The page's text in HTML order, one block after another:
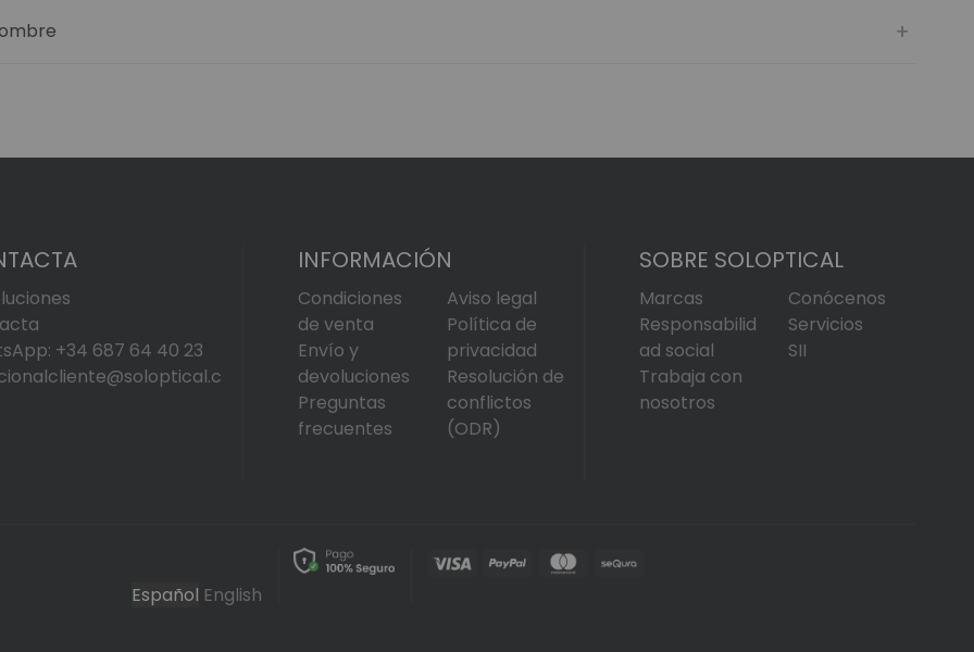
+34 687 64 40 23
INFORMACIÓN
Condiciones
de venta
Envío y
devoluciones
Preguntas
frecuentes
Aviso legal
Política de
privacidad
Resolución de
conflictos
(ODR)
SOBRE SOLOPTICAL
Marcas
Responsabilid
ad social
Trabaja con
nosotros
Conócenos
Servicios
SII
Español English